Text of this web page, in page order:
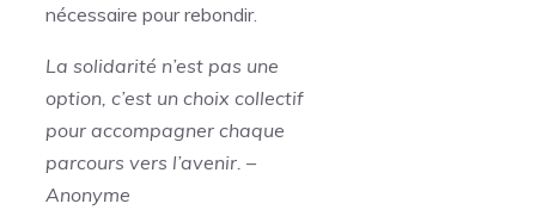
nécessaire pour rebondir.
La solidarité n’est pas une
option, c’est un choix collectif
pour accompagner chaque
parcours vers l’avenir. –
Anonyme